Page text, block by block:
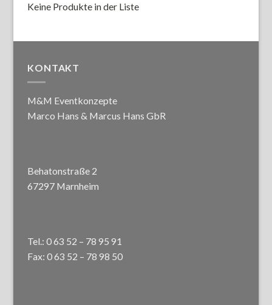
Keine Produkte in der Liste
KONTAKT
M&M Eventkonzepte
Marco Hans & Marcus Hans GbR
Behatonstraße 2
67297 Marnheim
Tel.: 0 63 52 – 78 95 91
Fax: 0 63 52 – 78 98 50